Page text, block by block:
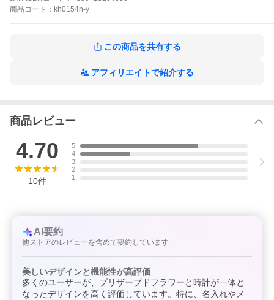
無い場合は無効となりますのでご注意ください。
保証を受ける際にご注文番号をお伺いする場合がございますの
ラッピングにプラスアルファしませんか？
ラスしてお届けします♪
ご希望の際は、上の画像をクリックして、還暦のお祝いのプレゼ
ントと一緒にご購入ください。
商品 コード： kh0154n-y
この商品を共有する
アフィリエイトで紹介する
商品レビュー
4.70
10件
5
4
3
2
1
AI要約
他ストアのレビューを含めて要約しています
美しいデザインと機能性が高評価
多くのユーザーが、プリザーブドフラワーと時計が一体と
なったデザインを高く評価しています。特に、名入れやメ